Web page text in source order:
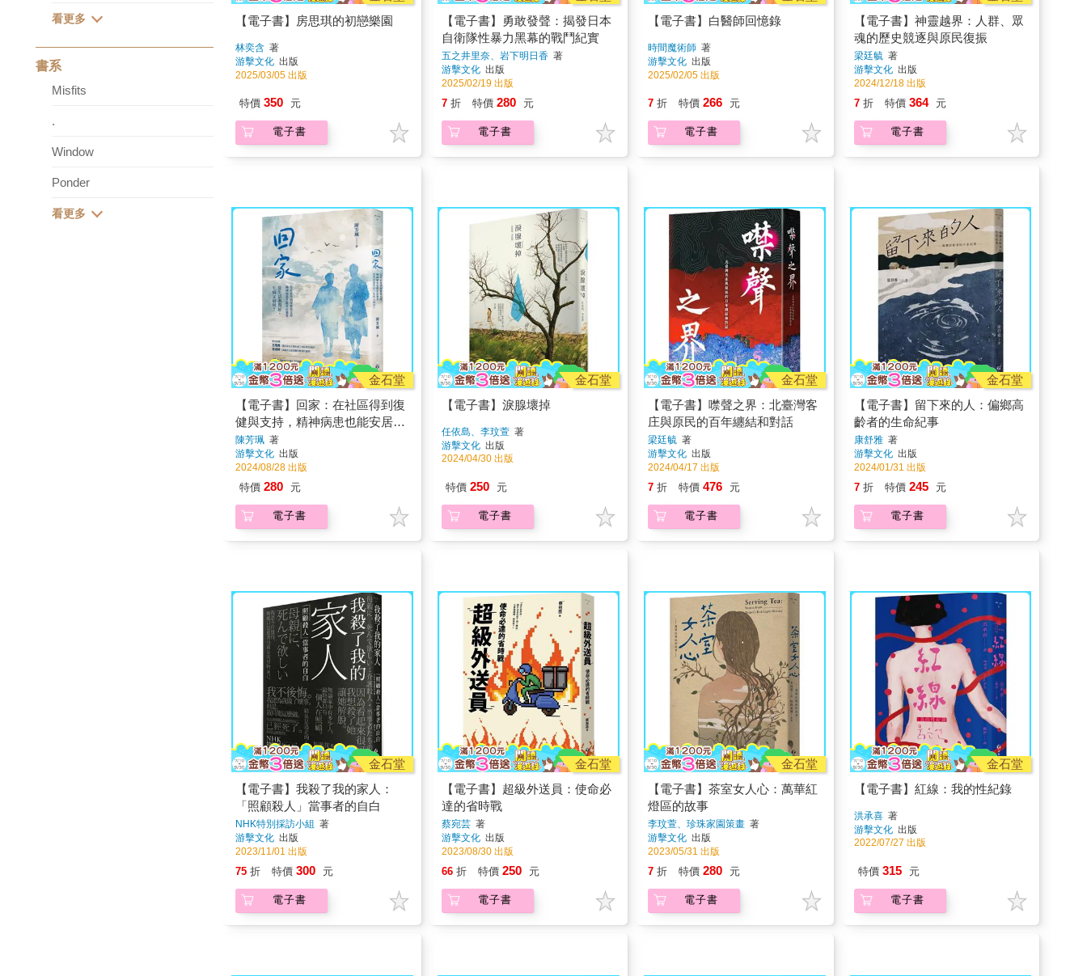
書系
Misfits
.
Window
Ponder
【電子書】房思琪的初戀樂園
林奕含 著
游擊文化 出版
2025/03/05 出版
特價 350 元
電子書
【電子書】勇敢發聲：揭發日本
自衛隊性暴力黑幕的戰鬥紀實
五之井里奈、岩下明日香著
游擊文化 出版
2025/02/19 出版
7 折 特價 280 元
電子書
【電子書】白醫師回憶錄
時間魔術師著
游擊文化 出版
2025/02/05 出版
7 折 特價 266 元
電子書
【電子書】神靈越界：人群、眾
魂的歷史競逐與原民復振
梁廷毓著
游擊文化 出版
2024/12/18 出版
7 折 特價 364 元
電子書
金石堂
【電子書】回家：在社區得到復
健與支持，精神病患也能安居樂
業。當生活過得好，生病又如
何？
陳芳珮 著
游擊文化 出版
2024/08/28 出版
特價 280 元
電子書
金石堂
【電子書】淚腺壞掉
任依島、李玟萱著
游擊文化 出版
2024/04/30 出版
特價 250 元
電子書
金石堂
【電子書】噤聲之界：北臺灣客
庄與原民的百年纏結和對話
梁廷毓著
游擊文化 出版
2024/04/17 出版
7 折 特價 476 元
電子書
金石堂
【電子書】留下來的人：偏鄉高
齡者的生命紀事
康舒雅著
游擊文化 出版
2024/01/31 出版
7 折 特價 245 元
電子書
金石堂
【電子書】我殺了我的家人：
「照顧殺人」當事者的自白
NHK特別採訪小組 著
游擊文化 出版
2023/11/01 出版
75 折 特價 300 元
電子書
金石堂
【電子書】超級外送員：使命必
達的省時戰
蔡宛芸著
游擊文化 出版
2023/08/30 出版
66 折 特價 250 元
電子書
金石堂
【電子書】茶室女人心：萬華紅
燈區的故事
李玟萱、珍珠家園策畫著
游擊文化 出版
2023/05/31 出版
7 折 特價 280 元
電子書
金石堂
【電子書】紅線：我的性紀錄
洪承喜著
游擊文化 出版
2022/07/27 出版
特價 315 元
電子書